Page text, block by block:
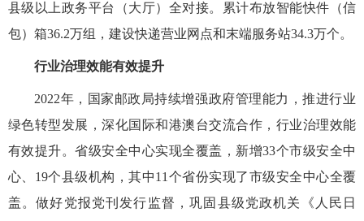
县级以上政务平台（大厅）全对接。累计布放智能快件（信
包）箱36.2万组，建设快递营业网点和末端服务站34.3万个。
行业治理效能有效提升
2022年，国家邮政局持续增强政府管理能力，推进行业
绿色转型发展，深化国际和港澳台交流合作，行业治理效能
有效提升。省级安全中心实现全覆盖，新增33个市级安全中
心、19个县级机构，其中11个省份实现了市级安全中心全覆
盖。做好党报党刊发行监督，巩固县级党政机关《人民日